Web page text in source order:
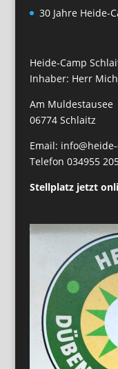
30 Jahre Heide-
Heide-Camp
Inhaber: Herr
Am Muldestausee
06774 Schlaitz
Email:
Telefon 034955
Stellplatz jetzt